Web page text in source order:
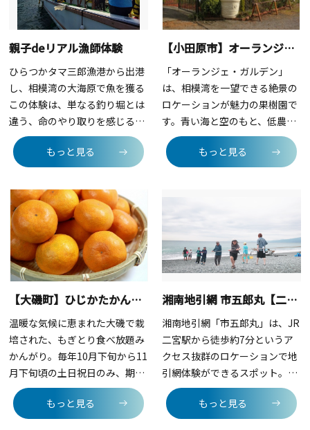
親子deリアル漁師体験
ひらつかタマ三郎漁港から出港
し、相模湾の大海原で魚を獲る
この体験は、単なる釣り堀とは
違う、命のやり取りを感じるリ
アルな漁業体験。プロのスタッ
フが丁寧にサポートしてくれる
ため、釣り竿に触れるのも初め
てという親子でも安心！子ども
が飽きずに楽しめるよう、半日
程度の短時間設定になっている
のも嬉しいポイントです。狙う
はアジやサバなどの美味しい旬
の魚たち。自分で釣り上げた魚
や、家に持ち帰って食べる獲れ
たての味は、学校では学べない
最高の食育になります。オプシ
ョンで、お魚捌き教室も実施さ
れるので、魚を捌いたことがな
い方でも安心して参加できま
す。潮風を受けながら親子で協
力して挑む「大漁」の夢。忘れ
もっと見る
【小田原市】オーランジェ・ガルデン（みかん狩り）
「オーランジェ・ガルデン」
は、相模湾を一望できる絶景の
ロケーションが魅力の果樹園で
す。青い海と空のもと、低農薬
で美味しいみかんや季節に応じ
た様々な果物を栽培していま
す。人気のみかん狩りは10月末
川県特産のオリジナル品種「湘
南ゴールド」狩りや、8月はブ
ルーベリー狩りも提供してお
り、何度でも訪れたくなるスポ
直売所で販売されており、全国
発送も可能。新鮮な果物だけで
なく、季節の草花も取り扱って
います。
もっと見る
【大磯町】ひじかたかんきつえん（みかん狩り）
温暖な気候に恵まれた大磯で栽
培された、もぎとり食べ放題み
かんがり。毎年10月下旬から11
月下旬頃の土日祝日のみ、期間
限定の開園です。
もっと見る
湘南地引網 市五郎丸【二宮町】
湘南地引網「市五郎丸」は、JR
二宮駅から徒歩約7分というア
クセス抜群のロケーションで地
引網体験ができるスポット。人
気の「貸切地引網」は1日2グル
ープ限定で、屋根付きのプライ
ベートエリアで落ち着いて楽し
もっと見る